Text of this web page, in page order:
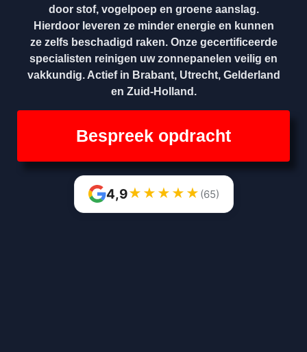
door stof, vogelpoep en groene aanslag.
Hierdoor leveren ze minder energie en kunnen
ze zelfs beschadigd raken. Onze gecertificeerde
specialisten reinigen uw zonnepanelen veilig en
vakkundig. Actief in Brabant, Utrecht, Gelderland
en Zuid-Holland.
Bespreek opdracht
4,9★ ★ ★ ★ ★ (65)